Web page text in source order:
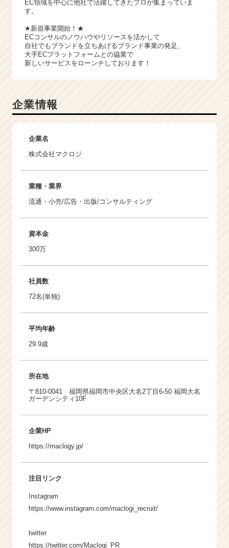
EC領域を中心に他社で活躍してきたプロが集まっていま
す。
★新規事業開始！★
ECコンサルのノウハウやリソースを活かして
自社でもブランドを立ちあげるブランド事業の発足、
大手ECプラットフォームとの協業で
新しいサービスをローンチしております！
企業情報
企業名
株式会社マクロジ
業種・業界
流通・小売/広告・出版/コンサルティング
資本金
300万
社員数
72名(単独)
平均年齢
29.9歳
所在地
〒810-0041 福岡県福岡市中央区大名2丁目6-50 福岡大名
ガーデンシティ10F
企業HP
https://maclogy.jp/
注目リンク
Instagram
https://www.instagram.com/maclogi_recruit/
twitter
https://twitter.com/Maclogi_PR